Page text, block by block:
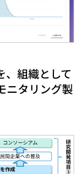
、組織として
ニタリング製